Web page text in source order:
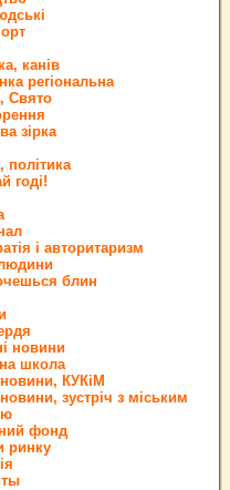
канів
регіональна
Свято
зірка
політика
годі!
і авторитаризм
блин
новини
школа
новини, КУКіМ
новини, зустріч з міським
фонд
ринку